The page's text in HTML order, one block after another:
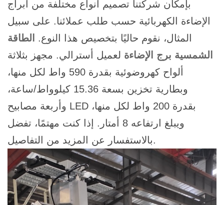
بإمكان شركتنا تصميم أنواع مختلفة من أبراج
الإضاءة الكهربائية حسب طلب عملائنا. على سبيل
المثال، نقوم حاليًا بتخصيص هذا النوع.
الطاقة
الشمسية برج الإضاءة لعميل أسترالي. مجهز بثلاثة
ألواح كهروضوئية بقدرة 590 واط لكل منها،
وبطارية تخزين بسعة 15.36 كيلوواط/ساعة،
وأربعة مصابيح LED بقدرة 200 واط لكل منها،
ويبلغ ارتفاعه 8 أمتار. إذا كنت مهتمًا، تفضل
بالاستفسار عن المزيد من التفاصيل.